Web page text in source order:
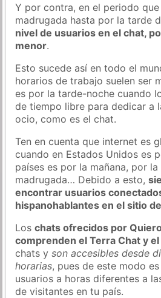
Y por contra, en el periodo
madrugada hasta por la tarde
nivel de usuarios en el chat,
menor.
Esto sucede así en todo el
horarios de trabajo suelen ser
es por la tarde-noche cuando
de tiempo libre para dedicar a
ocio, como es el chat.
Ten en cuenta que internet es
cuando en Estados Unidos es
países es por la mañana, por la
madrugada… Debido a esto,
encontrar usuarios
hispanohablantes en el sitio
Loschats ofrecidos por
comprenden el Terra Chat y
chats yson accesibles desde
horarias, pues de este modo
usuarios a horas diferentes a
de visitantes en tu país.